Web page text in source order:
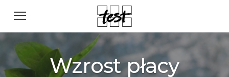
Wzrost płacy